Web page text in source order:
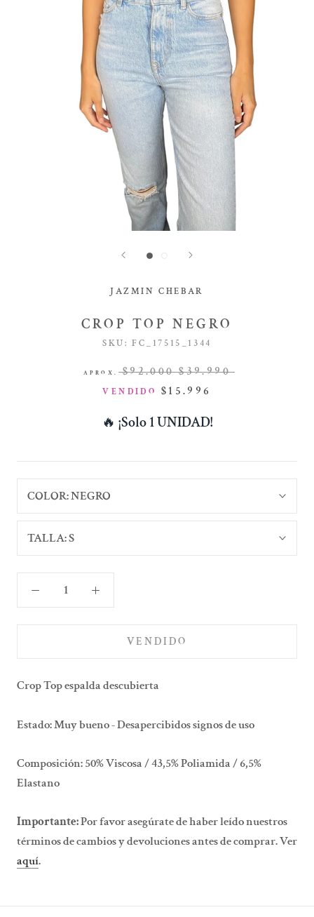
JAZMIN CHEBAR
CROP TOP NEGRO
SKU:FC_17515_1344
APROX. $92.000 $39.990
VENDIDO $15.996
🔥 ¡Solo 1 UNIDAD!
COLOR:NEGRO
TALLA:S
VENDIDO
Crop Top espalda descubierta
Estado:Muy bueno - Desapercibidos signos de uso
Composición:50% Viscosa / 43,5% Poliamida / 6,5%
Elastano
Importante:Por favor asegúrate de haber leído nuestros
términos de cambios y devoluciones antes de comprar. Ver
aquí.